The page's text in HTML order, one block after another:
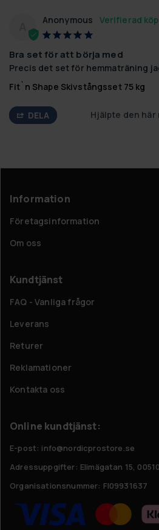
Anonymous
Bra set för att börja med
Precis det set för hemmaträning
Fit`n Shape Skivstångsset 75 kg
DELA Hjälpte den
Information
Företagsinformation
Om oss
Kundtjänst
FAQ - Vanliga frågor
Leverans
Returer
Reklamationer
Kontakta oss
Online kundtjänst:
E-post: info@nordicprostore.se
Adressuppgifter: Elimägatan 15,
Organisationsnummer: FI09931637